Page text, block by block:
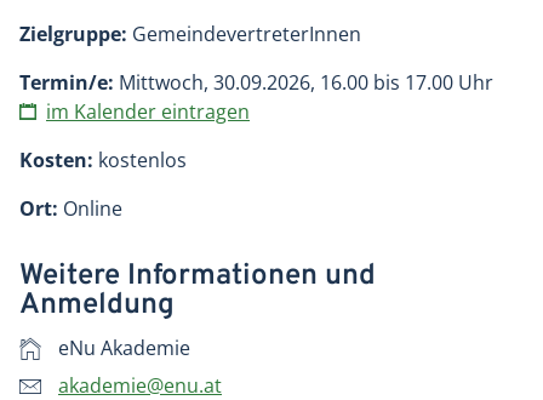
Zielgruppe: GemeindevertreterInnen
Termin/e: Mittwoch, 30.09.2026, 16.00 bis 17.00 Uhr
im Kalender eintragen
Kosten: kostenlos
Ort: Online
Weitere Informationen und
Anmeldung
eNu Akademie
akademie@enu.at